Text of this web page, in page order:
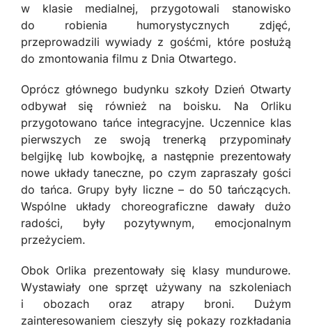
w klasie medialnej, przygotowali stanowisko
do robienia humorystycznych zdjęć,
przeprowadzili wywiady z gośćmi, które posłużą
do zmontowania filmu z Dnia Otwartego.
Oprócz głównego budynku szkoły Dzień Otwarty
odbywał się również na boisku. Na Orliku
przygotowano tańce integracyjne. Uczennice klas
pierwszych ze swoją trenerką przypominały
belgijkę lub kowbojkę, a następnie prezentowały
nowe układy taneczne, po czym zapraszały gości
do tańca. Grupy były liczne – do 50 tańczących.
Wspólne układy choreograficzne dawały dużo
radości, były pozytywnym, emocjonalnym
przeżyciem.
Obok Orlika prezentowały się klasy mundurowe.
Wystawiały one sprzęt używany na szkoleniach
i obozach oraz atrapy broni. Dużym
zainteresowaniem cieszyły się pokazy rozkładania